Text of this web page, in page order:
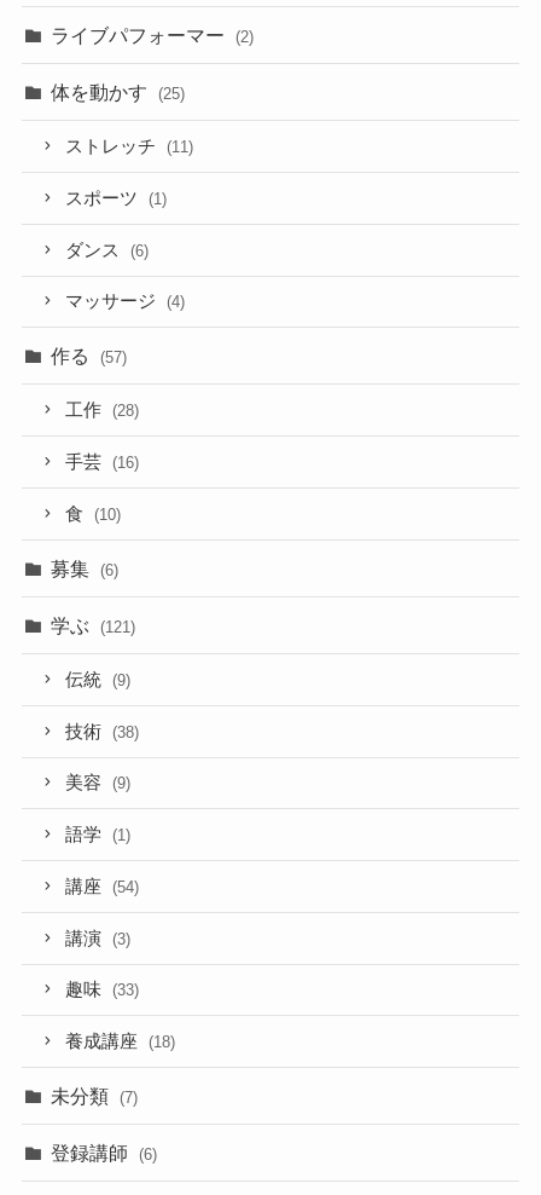
ライブパフォーマー (2)
体を動かす (25)
ストレッチ (11)
スポーツ (1)
ダンス (6)
マッサージ (4)
作る (57)
工作 (28)
手芸 (16)
食 (10)
募集 (6)
学ぶ (121)
伝統 (9)
技術 (38)
美容 (9)
語学 (1)
講座 (54)
講演 (3)
趣味 (33)
養成講座 (18)
未分類 (7)
登録講師 (6)